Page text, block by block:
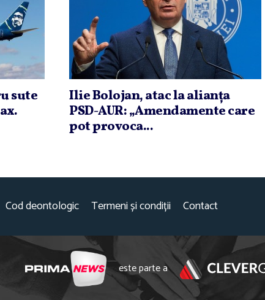
sute
Ilie Bolojan, atac la alianţa
PSD-AUR: „Amendamente care
pot provoca...
Cod deontologic Termeni și condiții Contact
este parte a